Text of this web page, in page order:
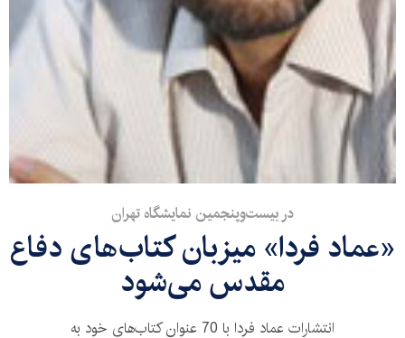
در بيست‌وپنجمين نمايشگاه تهران
«عماد فردا» میزبان كتاب‌های دفاع
مقدس می‌شود
انتشارات عماد فردا با 70 عنوان كتاب‌هاي خود به